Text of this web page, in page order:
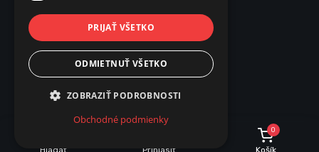
Hľadať Prihlásiť
0
Košík
PRIJAŤ VŠETKO
ODMIETNUŤ VŠETKO
ZOBRAZIŤ PODROBNOSTI
Obchodné podmienky